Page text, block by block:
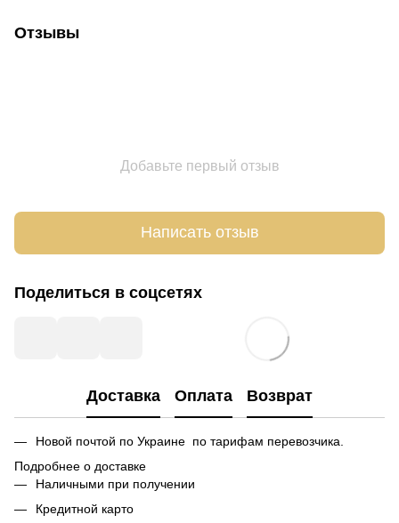
Отзывы
Добавьте первый отзыв
Написать отзыв
Поделиться в соцсетях
Доставка Оплата Возврат
Новой почтой по Украине по тарифам перевозчика.
Подробнее о доставке
Наличными при получении
Кредитной карто